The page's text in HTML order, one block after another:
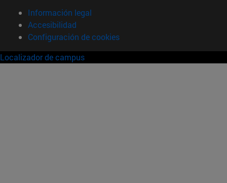
Información legal
Accesibilidad
Configuración de cookies
Localizador de campus